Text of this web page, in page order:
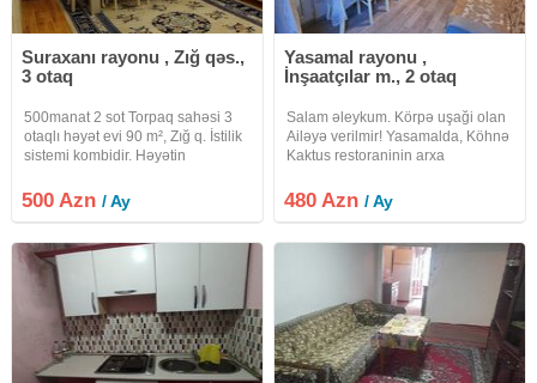
Suraxanı rayonu , Zığ qəs.,
3 otaq
500manat 2 sot Torpaq sahəsi 3
otaqlı həyət evi 90 m², Zığ q. İstilik
sistemi kombidir. Həyətin
var. Arxa tərəfdə təsərrüfata yararlı
1 sot torpaq var. Əsas şoseyə
500 Azn/ Ay
Yasamal rayonu ,
İnşaatçılar m., 2 otaq
Salam əleykum. Körpə uşaği olan
Ailəyə verilmir! Yasamalda, Köhnə
Kaktus restoraninin arxa
dayanacaqdan təxmin 300m
məsafədə içəridə yerləşən ümumi
480 Azn/ Ay